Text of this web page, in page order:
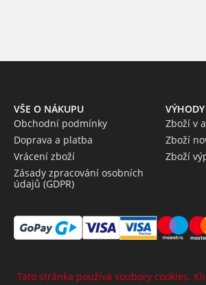
VŠE O NÁKUPU
Obchodní podmínky
Doprava a platba
Vrácení zboží
Zásady zpracování osobních
údajů (GDPR)
Zboží v
Zboží
Zboží
Tato stránka používá soubory cookies.